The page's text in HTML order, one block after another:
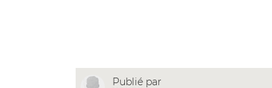
Publié par